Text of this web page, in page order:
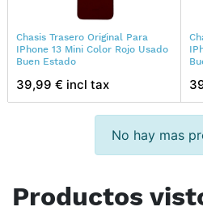
Chasis Trasero Original Para
IPhone 13 Mini Color Rojo Usado
Buen Estado
39,99 € incl tax
No hay mas
Productos